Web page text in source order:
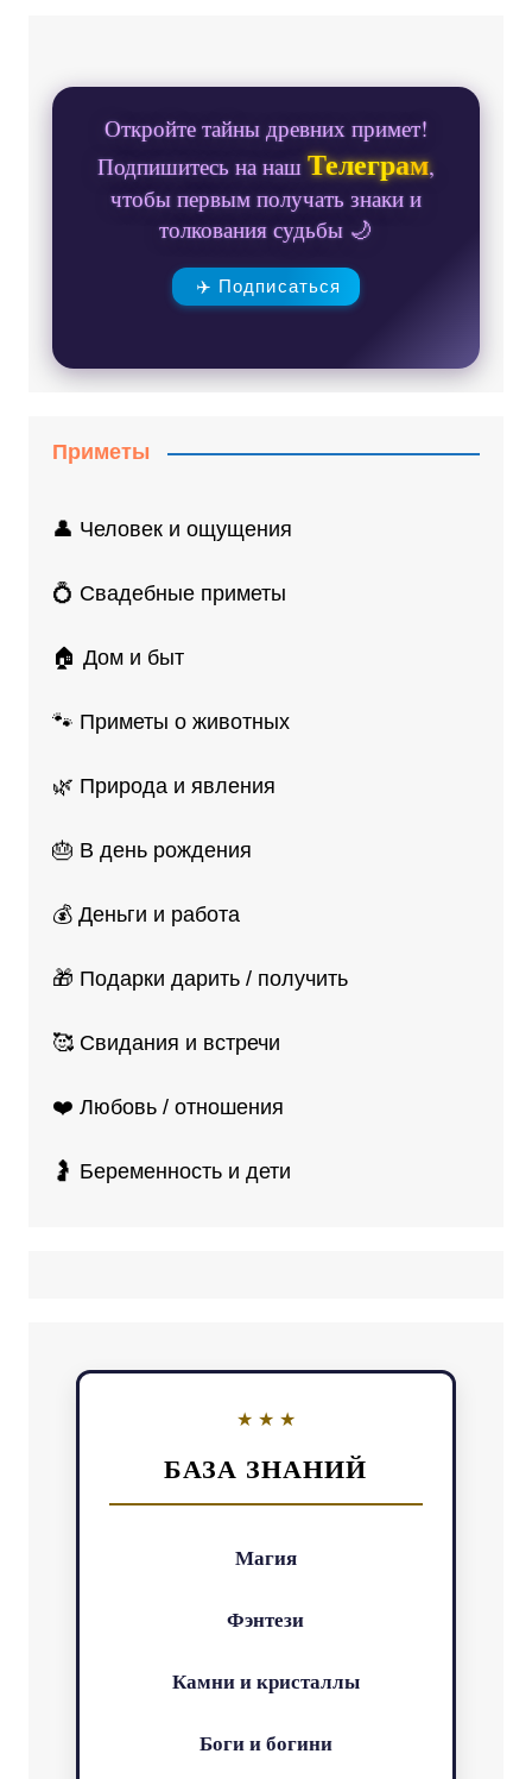
Откройте тайны древних примет!
Подпишитесь на нашТелеграм,
чтобы первым получать знаки и
толкования судьбы 🌙
✈️ Подписаться
Приметы
👤 Человек и ощущения
💍 Свадебные приметы
🏠 Дом и быт
🐾 Приметы о животных
🌿 Природа и явления
🎂 В день рождения
💰 Деньги и работа
🎁 Подарки дарить / получить
🥰 Свидания и встречи
❤️ Любовь / отношения
🤰 Беременность и дети
БАЗА ЗНАНИЙ
Магия
Фэнтези
Камни и кристаллы
Боги и богини